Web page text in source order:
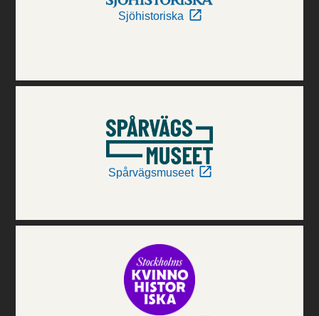
Sjöhistoriska
Spårvägsmuseet